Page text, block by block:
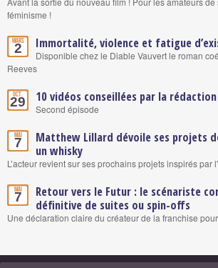
féminisme !
Mars
2 Immortalité, violence et fatigue
Disponible chez le Diable Vauvert le roman
Reeves
Oct.
29 10 vidéos conseillées par la rédaction
Second épisode
Mai
7
Matthew Lillard dévoile ses projets
un whisky
L’acteur revient sur ses prochains projets inspirés par
Mai
7
Retour vers le Futur : le scénariste
définitive de suites ou spin-offs
Une déclaration claire du créateur de la franchise